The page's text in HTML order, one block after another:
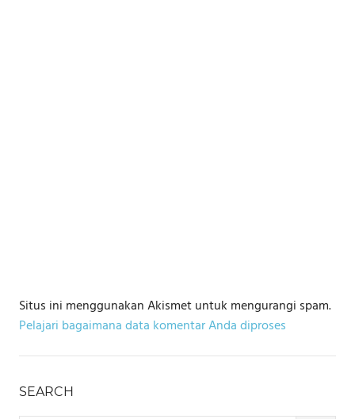
Situs ini menggunakan Akismet untuk mengurangi spam.
Pelajari bagaimana data komentar Anda diproses
SEARCH